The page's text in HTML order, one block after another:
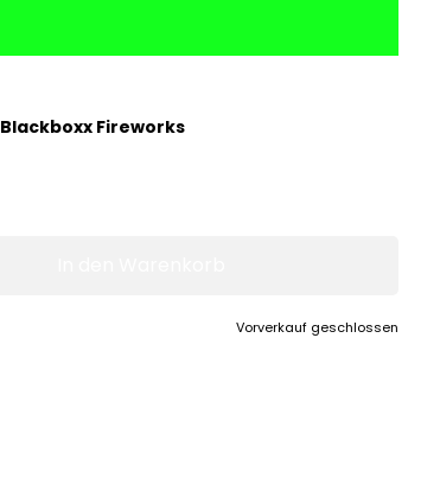
Blackboxx Fireworks
Vorverkauf geschlossen